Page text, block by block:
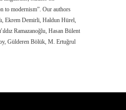
to modernism”. Our authors
Ekrem Demirli, Haldun Hürel,
Ramazanoğlu, Hasan Bülent
Gülderen Bölük, M. Ertuğrul